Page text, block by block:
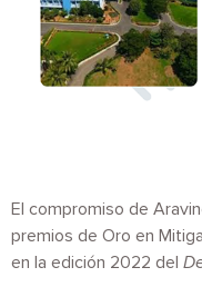
El compromiso de
premios de Oro en
en la edición 2022 del